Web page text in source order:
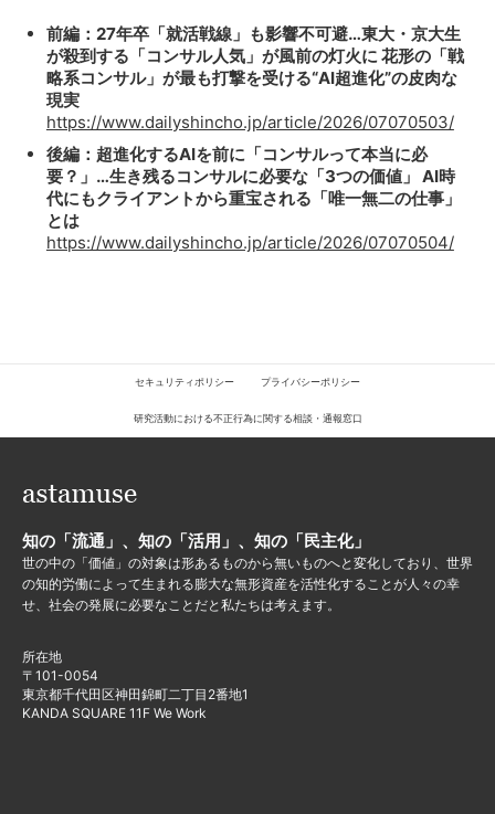
前編：27年卒「就活戦線」も影響不可避…東大・京大生
が殺到する「コンサル人気」が風前の灯火に 花形の「戦
略系コンサル」が最も打撃を受ける“AI超進化”の皮肉な
現実
https://www.dailyshincho.jp/article/2026/07070503/
後編：超進化するAIを前に「コンサルって本当に必
要？」…生き残るコンサルに必要な「3つの価値」 AI時
代にもクライアントから重宝される「唯一無二の仕事」
とは
https://www.dailyshincho.jp/article/2026/07070504/
セキュリティポリシー プライバシーポリシー
研究活動における不正行為に関する相談・通報窓口
知の「流通」、知の「活用」、知の「民主化」
世の中の「価値」の対象は形あるものから無いものへと変化しており、世界
の知的労働によって生まれる膨大な無形資産を活性化することが人々の幸
せ、社会の発展に必要なことだと私たちは考えます。
所在地
〒101-0054
東京都千代田区神田錦町二丁目2番地1
KANDA SQUARE 11F We Work